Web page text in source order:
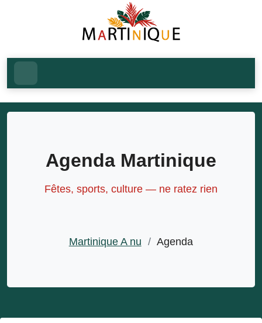
Agenda Martinique
Fêtes, sports, culture — ne ratez rien
Martinique A nu / Agenda